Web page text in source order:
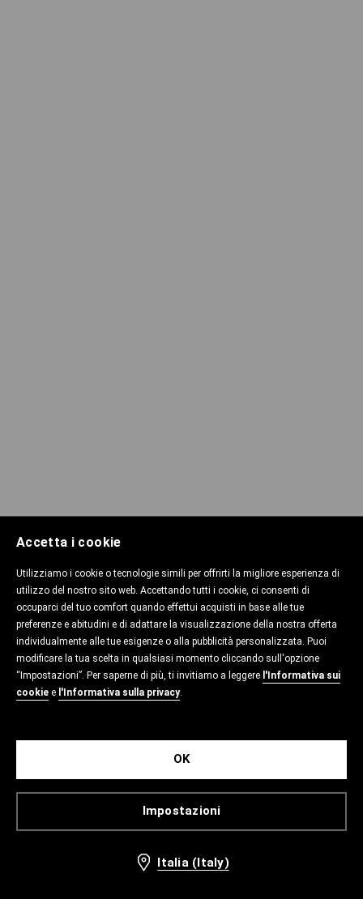
Accetta i cookie
Utilizziamo i cookie o tecnologie simili per offrirti la migliore esperienza di
utilizzo del nostro sito web. Accettando tutti i cookie, ci consenti di
occuparci del tuo comfort quando effettui acquisti in base alle tue
preferenze e abitudini e di adattare la visualizzazione della nostra offerta
individualmente alle tue esigenze o alla pubblicità personalizzata. Puoi
modificare la tua scelta in qualsiasi momento cliccando sull'opzione
“Impostazioni”. Per saperne di più, ti invitiamo a leggere l'Informativa sui
cookie e l'Informativa sulla privacy.
Impostazioni
OK
Italia (Italy)